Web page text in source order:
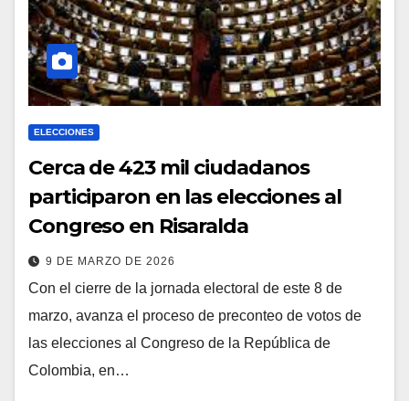
ELECCIONES
Cerca de 423 mil ciudadanos
participaron en las elecciones al
Congreso en Risaralda
9 DE MARZO DE 2026
Con el cierre de la jornada electoral de este 8 de
marzo, avanza el proceso de preconteo de votos de
las elecciones al Congreso de la República de
Colombia, en…